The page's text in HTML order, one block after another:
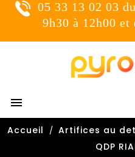
05 33 13 02 03
9h30 à 12h00 et

Accueil Artifices au
QDP
Connexion
You need to be logged in
Annuler